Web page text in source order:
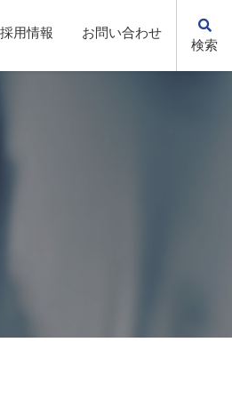
採用情報
お問い合わせ
検索